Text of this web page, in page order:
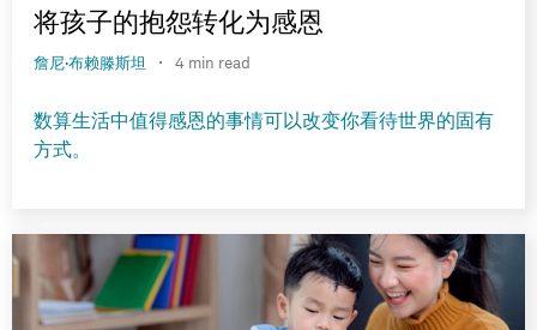
将孩子的抱怨转化为感恩
詹尼·布赖滕斯坦 · 4 min read
数算生活中值得感恩的事情可以改变你看待世界的固有
方式。